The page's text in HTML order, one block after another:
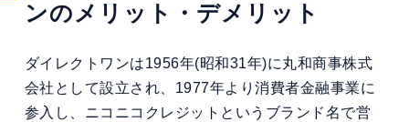
ンのメリット・デメリット
ダイレクトワンは1956年(昭和31年)に丸和商事株式
会社として設立され、1977年より消費者金融事業に
参入し、ニコニコクレジットというブランド名で営